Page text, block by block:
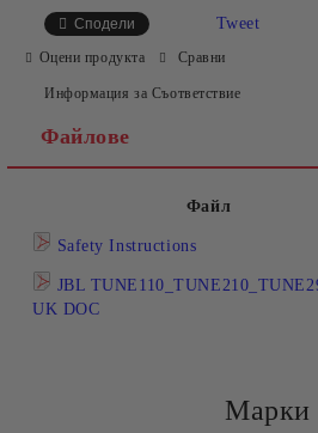
Съгласен съм с
Ние ще се свържем с вас в рамките на
Сподели Tweet
Оцени продукта Сравни
Информация за Съответствие
Файлове
Файл
Safety Instructions
JBL
UK DOC
Марки